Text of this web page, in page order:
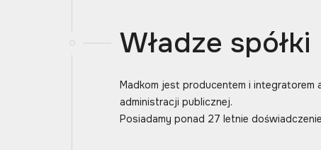
Władze spółki
Madkom jest producentem i integratorem
administracji publicznej.
Posiadamy ponad 27 letnie